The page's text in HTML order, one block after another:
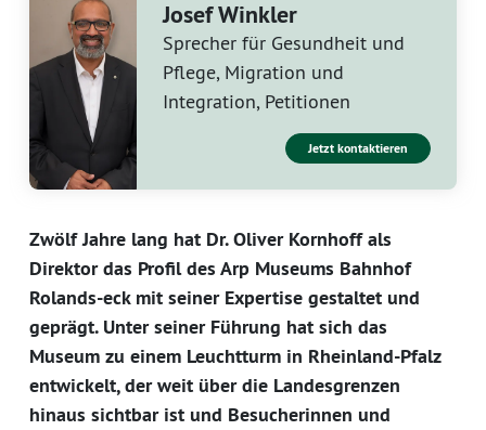
Josef Winkler
Sprecher für Gesundheit und
Pflege, Migration und
Integration, Petitionen
Jetzt kontaktieren
Zwölf Jahre lang hat Dr. Oliver Kornhoff als
Direktor das Profil des Arp Museums Bahnhof
Rolands-eck mit seiner Expertise gestaltet und
geprägt. Unter seiner Führung hat sich das
Museum zu einem Leuchtturm in Rheinland-Pfalz
entwickelt, der weit über die Landesgrenzen
hinaus sichtbar ist und Besucherinnen und